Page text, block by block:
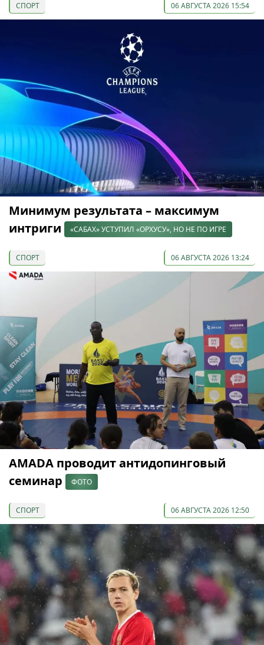
СПОРТ 06 АВГУСТА 2026 15:54
Минимум результата – максимум
интриги
«САБАХ» УСТУПИЛ «ОРХУСУ», НО НЕ ПО ИГРЕ
СПОРТ 06 АВГУСТА 2026 13:24
AMADA проводит антидопинговый
семинар
ФОТО
СПОРТ 06 АВГУСТА 2026 12:50